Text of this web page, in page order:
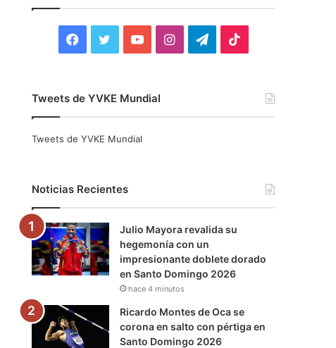
F
c
o
k
i
r
Y
u
e
I
r
a
m
T
a
m
Tweets de YVKE Mundial
Tweets de YVKE Mundial
Noticias Recientes
Julio Mayora revalida su
hegemonía con un
impresionante doblete dorado
en Santo Domingo 2026
hace 4 minutos
Ricardo Montes de Oca se
corona en salto con pértiga en
Santo Domingo 2026